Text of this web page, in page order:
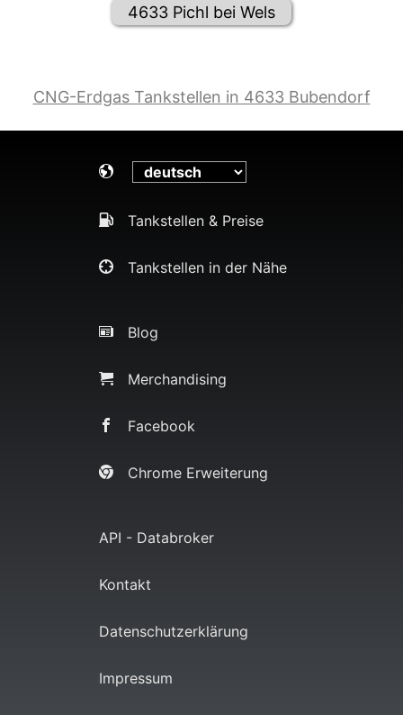
4633 Pichl bei Wels
CNG-Erdgas Tankstellen in 4633 Bubendorf
Tankstellen & Preise
Tankstellen in der Nähe
Blog
Merchandising
Facebook
Chrome Erweiterung
API - Databroker
Kontakt
Datenschutzerklärung
Impressum